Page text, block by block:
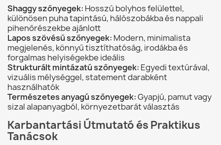
Shaggy szőnyegek: Hosszú bolyhos felülettel,
különösen puha tapintású, hálószobákba és nappali
pihenőrészekbe ajánlott
Lapos szövésű szőnyegek: Modern, minimalista
megjelenés, könnyű tisztíthatóság, irodákba és
forgalmas helyiségekbe ideális
Strukturált mintázatú szőnyegek: Egyedi textúrával,
vizuális mélységgel, statement darabként
használhatók
Természetes anyagú szőnyegek:Gyapjú, pamut vagy
sizal alapanyagból, környezetbarát választás
Karbantartási Útmutató és Praktikus
Tanácsok